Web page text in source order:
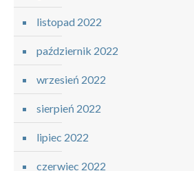
listopad 2022
październik 2022
wrzesień 2022
sierpień 2022
lipiec 2022
czerwiec 2022